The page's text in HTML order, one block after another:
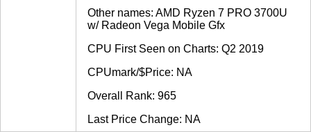
Other names: AMD Ryzen 7 PRO 3700U
w/ Radeon Vega Mobile Gfx
CPU First Seen on Charts: Q2 2019
CPUmark/$Price: NA
Overall Rank: 965
Last Price Change: NA